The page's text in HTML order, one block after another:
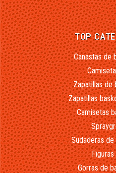
TOP
Canastas de
Zapatillas de
Zapatillas
Camisetas
Sudaderas
Figuras
Gorras de